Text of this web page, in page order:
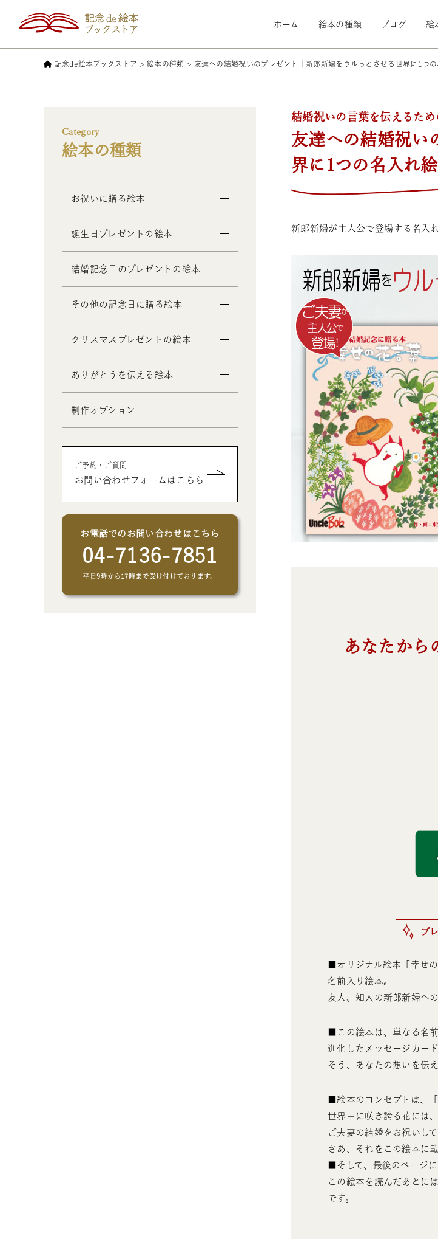
ホーム 絵本の種類 ブログ 絵
記念de絵本ブックストア >絵本の種類 > 友達への結婚祝いのプレゼント｜新郎新婦をウルっとさせる世界に1つの
Category
絵本の種類
お祝いに贈る絵本
- 成人祝いの絵本
- 初節句のお祝いの絵本
- 入園・入学／卒園・卒業祝いの絵
本
- 還暦祝いの絵本
誕生日プレゼントの絵本
- 2歳～6歳の幼児への誕生日プレゼ
- 小学生の子供への誕生日プレゼン
トの絵本
- 中学生、高校生、大学生への誕生
日プレゼントの絵本
- 20歳の誕生日プレゼントの絵本
- 女性、妻、彼女、女友達への誕生
日プレゼントの絵本
結婚記念日のプレゼントの絵本
- 夫への結婚記念日の絵本
- 友人、知人への結婚記念日の絵本
その他の記念日に贈る絵本
- 生まれて一万日記念日の絵本
の絵本
- 母の日 / 父の日のプレゼントの絵
本
- 敬老の日のプレゼントの絵本
クリスマスプレゼントの絵本
ントの絵本
リスマスプレゼントの絵本
- 中学生、高校生、大学生へのクリ
スマスプレゼントの絵本
- 男性、彼氏、夫、男友達へのクリ
スマスプレゼントの絵本
スマスプレゼントの絵本
ありがとうを伝える絵本
制作オプション
ョン
ご予約・ご質問
お問い合わせフォームはこちら
お電話でのお問い合わせはこちら
04-7136-7851
平日9時から17時まで受け付けております。
結婚祝いの言葉を伝えるため
友達への結婚祝い
界に1つの名入れ
新郎新婦が主人公で登場する名入れ
あなたから
プ
■オリジナル絵本「幸せ
名前入り絵本。
友人、知人の新郎新婦へ
■この絵本は、単なる名
進化したメッセージカー
そう、あなたの想いを伝
■絵本のコンセプトは、「
世界中に咲き誇る花には
ご夫妻の結婚をお祝いし
さあ、それをこの絵本に
■そして、最後のページ
この絵本を読んだあとに
です。